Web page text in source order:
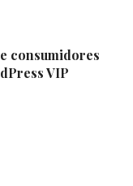
consumidores
VIP